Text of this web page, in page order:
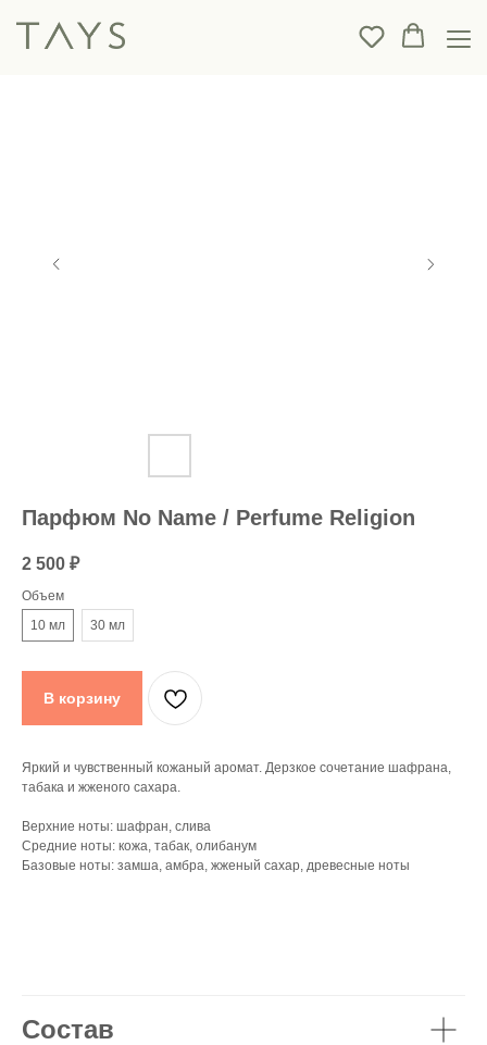
Парфюм No Name / Perfume Religion
2 500 ₽
Объем
10 мл
30 мл
В корзину
Яркий и чувственный кожаный аромат. Дерзкое сочетание шафрана,
табака и жженого сахара.
Верхние ноты: шафран, слива
Средние ноты: кожа, табак, олибанум
Базовые ноты: замша, амбра, жженый сахар, древесные ноты
Состав